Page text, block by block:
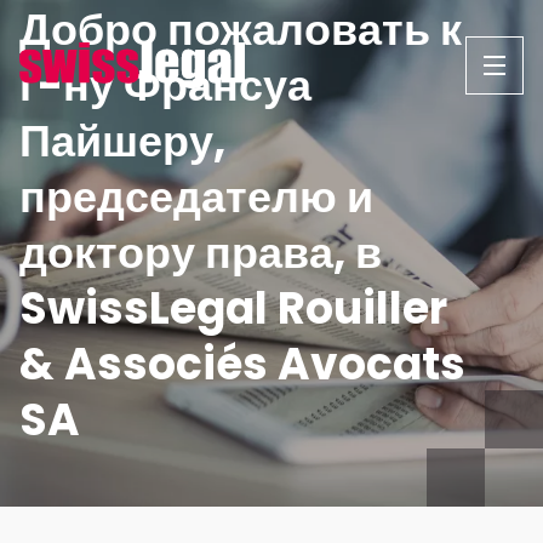
Перейти
содержанию
Добро пожаловать к
г-ну Франсуа
Пайшеру,
председателю и
доктору права, в
SwissLegal Rouiller
& Associés Avocats
SA